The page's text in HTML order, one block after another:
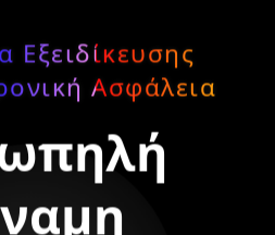
Εξειδίκευσης
Ασφάλεια